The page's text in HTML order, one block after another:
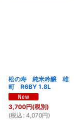
松の寿 純米吟醸 雄
町 R6BY 1.8L
3,700円(税別)
(税込 : 4,070円)